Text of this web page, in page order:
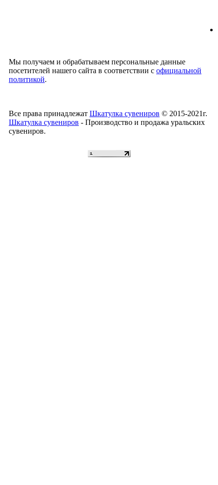
Мы получаем и обрабатываем персональные данные
посетителей нашего сайта в соответствии с официальной
политикой.
Все права принадлежат Шкатулка сувениров © 2015-2021г.
Шкатулка сувениров - Производство и продажа уральских
сувениров.